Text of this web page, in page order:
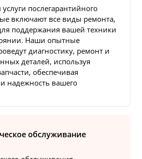
послегарантийного
включают все виды ремонта,
поддержания вашей техники
Наши опытные
диагностику, ремонт и
деталей, используя
обеспечивая
надежность вашего
обслуживание